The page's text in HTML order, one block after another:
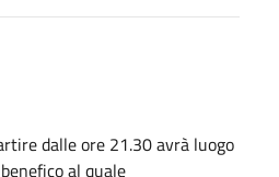
dalle ore 21.30 avrà luogo
al quale